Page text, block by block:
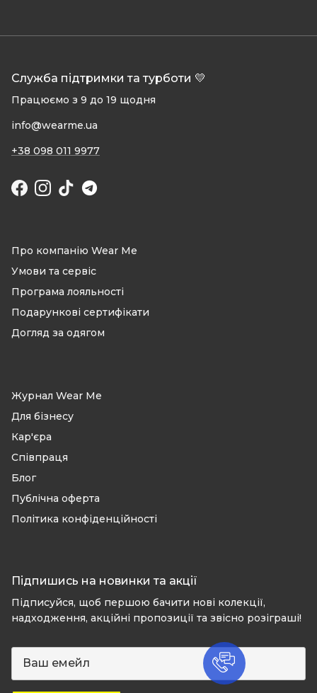
Служба підтримки та турботи 💛
Працюємо з 9 до 19 щодня
info@wearme.ua
+38 098 011 9977
Facebook
Instagram
TikTok
Про компанію Wear Me
Умови та сервіс
Програма лояльності
Подарункові сертифікати
Догляд за одягом
Журнал Wear Me
Для бізнесу
Кар'єра
Співпраця
Блог
Публічна оферта
Політика конфіденційності
Підпишись на новинки та акції
Підписуйся, щоб першою бачити нові колекції,
надходження, акційні пропозиції та звісно розіграші!